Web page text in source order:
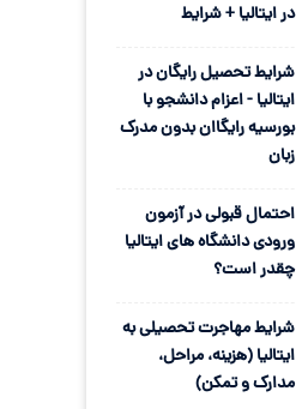
در ایتالیا + شرایط
شرایط تحصیل رایگان در
ایتالیا - اعزام دانشجو با
بورسیه رایگاان بدون مدرک
زبان
احتمال قبولی در آزمون
ورودی دانشگاه های ایتالیا
چقدر است؟
شرایط مهاجرت تحصیلی به
ایتالیا (هزینه، مراحل،
مدارک و تمکن)